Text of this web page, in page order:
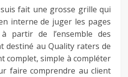
fait une grosse grille qui
interne de juger les pages
partir de l’ensemble des
destiné au Quality raters de
complet, simple à compléter
faire comprendre au client